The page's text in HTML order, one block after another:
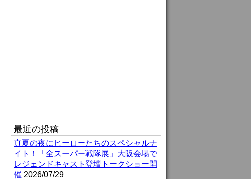
最近の投稿
真夏の夜にヒーローたちのスペシャルナ
イト！「全スーパー戦隊展」大阪会場で
レジェンドキャスト登壇トークショー開
催 2026/07/29